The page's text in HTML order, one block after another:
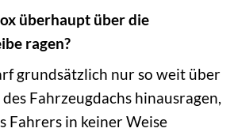
überhaupt über die
ragen?
grundsätzlich nur so weit über
Fahrzeugdachs hinausragen,
Fahrers in keiner Weise